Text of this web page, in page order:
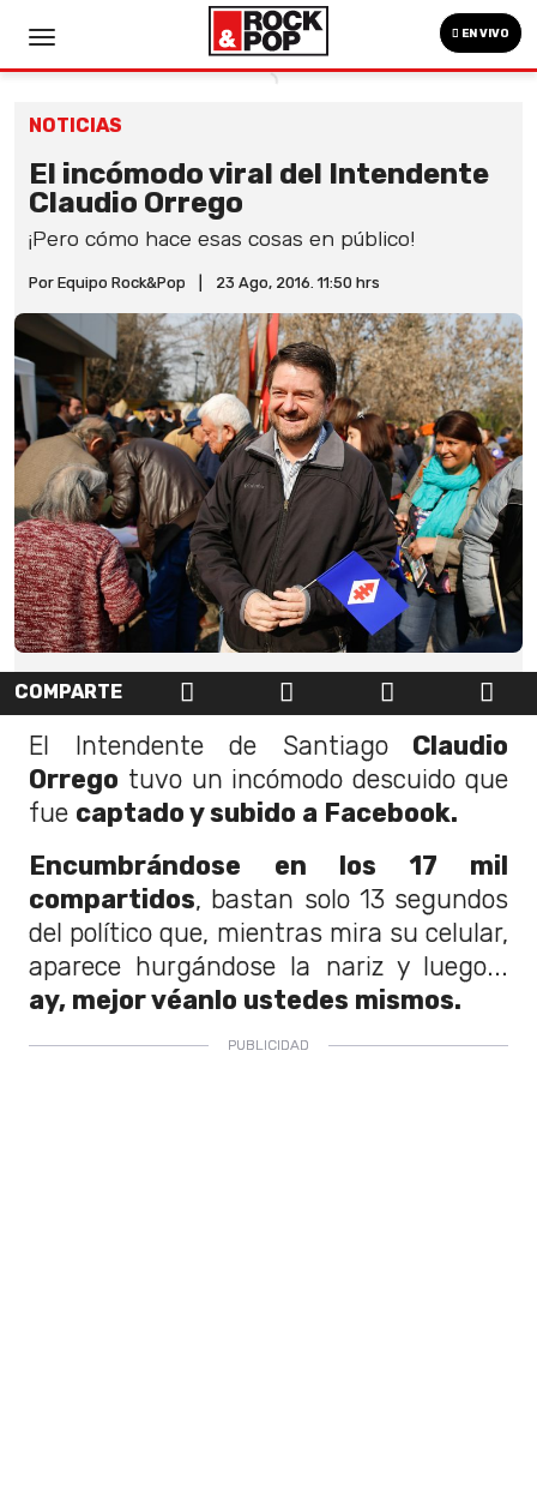
EN VIVO
NOTICIAS
El incómodo viral del Intendente
Claudio Orrego
¡Pero cómo hace esas cosas en público!
Por Equipo Rock&Pop 23 Ago, 2016. 11:50 hrs
COMPARTE
El Intendente de SantiagoClaudio
Orrego tuvo un incómodo descuido que
fue captado y subido a Facebook.
Encumbrándose en los 17 mil
compartidos, bastan solo 13 segundos
del político que, mientras mira su celular,
aparece hurgándose la nariz y luego...
ay, mejor véanlo ustedes mismos.